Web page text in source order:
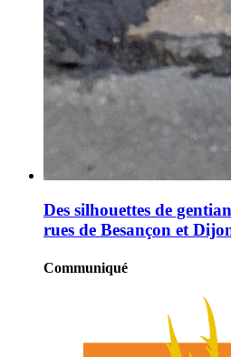
Des silhouettes de
rues de Besançon et
Communiqué